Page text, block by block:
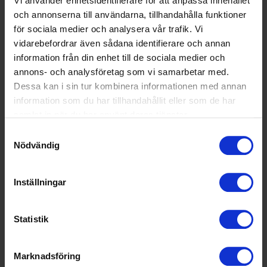
och annonserna till användarna, tillhandahålla funktioner
för sociala medier och analysera vår trafik. Vi
vidarebefordrar även sådana identifierare och annan
information från din enhet till de sociala medier och
annons- och analysföretag som vi samarbetar med.
Dessa kan i sin tur kombinera informationen med annan
information som du har tillhandahållit eller som de har
Nödvändig
Inställningar
Statistik
Marknadsföring
visselblåsardirektiv, och gäller alla offentliga och privata
organisationer och företag med minst 50 anställda.
Känns det fortfarande oklart vad lagen förutsätter av
Visselblåsarlagens sju
anställda behöver ni inrätta en säker
företagskoncern. Visselblåsarlösningen måste
visselblåsaren och eventuella andra personer som